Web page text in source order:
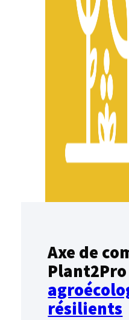
Axe de
résilients